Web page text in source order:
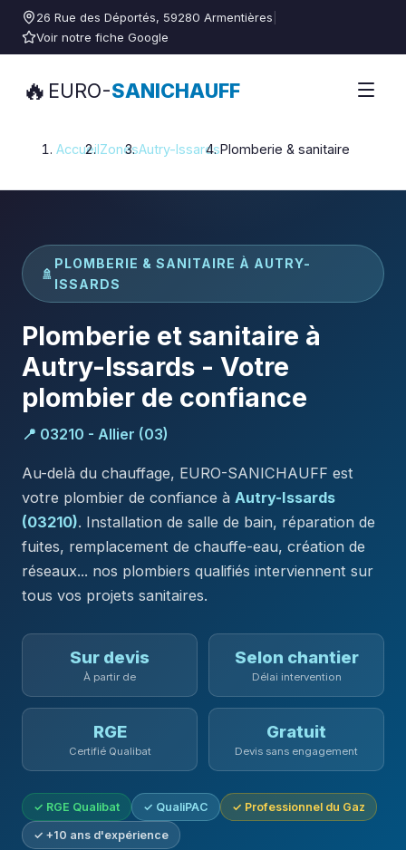
26 Rue des Déportés, 59280 Armentières
Voir notre fiche Google
🔥 EURO-SANICHAUFF
AccueilZonesAutry-IssardsPlomberie & sanitaire
🚿
PLOMBERIE & SANITAIRE À AUTRY-
ISSARDS
Plomberie et sanitaire à
Autry-Issards - Votre
plombier de confiance
📍 03210 - Allier (03)
Au-delà du chauffage, EURO-SANICHAUFF est
votre plombier de confiance à Autry-Issards
(03210). Installation de salle de bain, réparation de
fuites, remplacement de chauffe-eau, création de
réseaux... nos plombiers qualifiés interviennent sur
tous vos projets sanitaires.
Sur devis
À partir de
Selon chantier
Délai intervention
RGE
Certifié Qualibat
Gratuit
Devis sans engagement
✓ RGE Qualibat ✓ QualiPAC ✓ Professionnel du Gaz
✓ +10 ans d'expérience